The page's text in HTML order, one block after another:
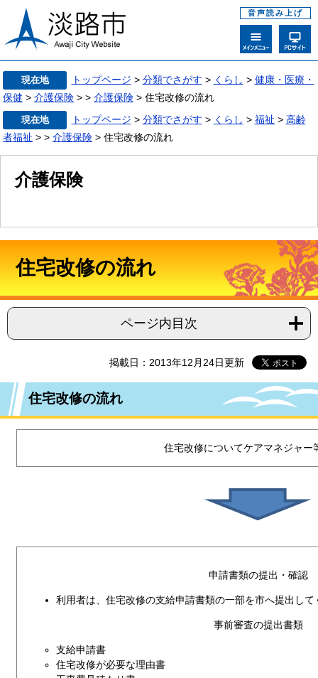
音声読み上げ
現在地 トップページ > 分類でさがす > くらし > 健康・医療・
保健 > 介護保険 > > 介護保険 > 住宅改修の流れ
現在地 トップページ > 分類でさがす > くらし > 福祉 > 高齢
者福祉 > > 介護保険 > 住宅改修の流れ
介護保険
住宅改修の流れ
ページ内目次
掲載日：2013年12月24日更新
住宅改修の流れ
住宅改修についてケアマネジャー
申請書類の提出・確認
利用者は、住宅改修の支給申請書類の一部を市へ提出して
事前審査の提出書類
支給申請書
住宅改修が必要な理由書